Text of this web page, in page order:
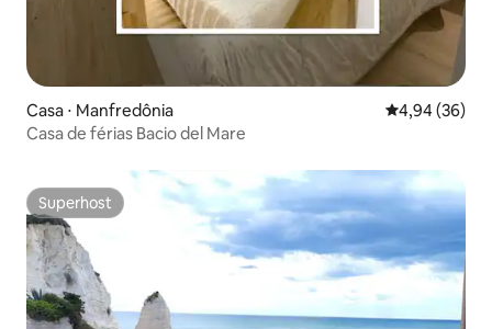
Casa ⋅ Manfredônia 4,94 de uma
4,94 (36)
Casa de férias Bacio del Mare
Superhost
Superhost